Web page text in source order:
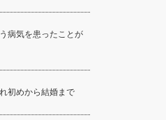
病気を患ったことが
初めから結婚まで